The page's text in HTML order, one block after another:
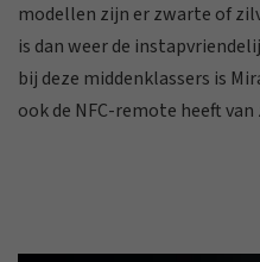
modellen zijn er zwarte of
is dan weer de
bij deze middenklassers is
ook de NFC-remote heeft